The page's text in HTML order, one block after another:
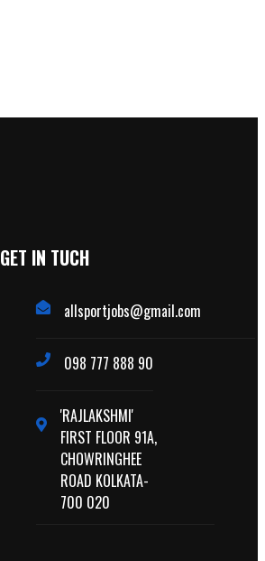
GET IN TUCH
allsportjobs@gmail.com
098 777 888 90
'RAJLAKSHMI'
FIRST FLOOR 91A,
CHOWRINGHEE
ROAD KOLKATA-
700 020